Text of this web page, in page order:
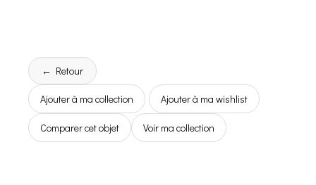
← Retour
Ajouter à ma collection Ajouter à ma wishlist
Comparer cet objet Voir ma collection